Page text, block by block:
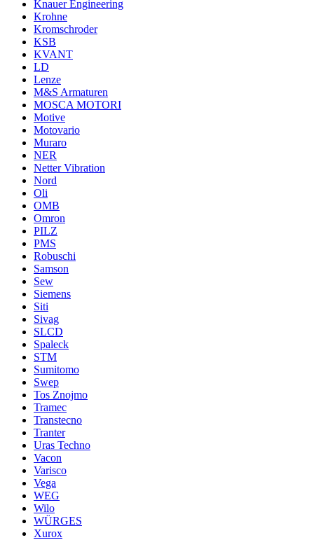
Knauer Engineering
Krohne
Kromschroder
KSB
KVANT
LD
Lenze
M&S Armaturen
MOSCA MOTORI
Motive
Motovario
Muraro
NER
Netter Vibration
Nord
Oli
OMB
Omron
PILZ
PMS
Robuschi
Samson
Sew
Siemens
Siti
Sivag
SLCD
Spaleck
STM
Sumitomo
Swep
Tos Znojmo
Tramec
Transtecno
Tranter
Uras Techno
Vacon
Varisco
Vega
WEG
Wilo
WÜRGES
Xurox